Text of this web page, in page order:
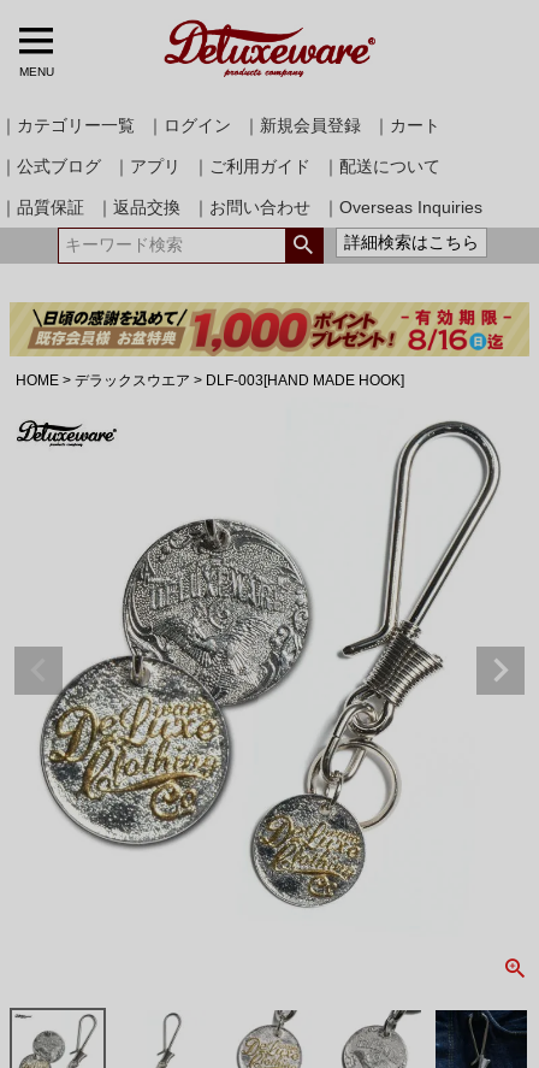
MENU
｜カテゴリー一覧 ｜ログイン ｜新規会員登録 ｜カート
｜公式ブログ ｜アプリ ｜ご利用ガイド ｜配送について
｜品質保証 ｜返品交換 ｜お問い合わせ
｜Overseas Inquiries
詳細検索はこちら
HOME デラックスウエア DLF-003[HAND MADE HOOK]